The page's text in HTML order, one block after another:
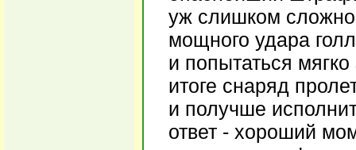
уж слишком
мощного удара
и попытаться
итоге снаряд
и получше
ответ - хороший